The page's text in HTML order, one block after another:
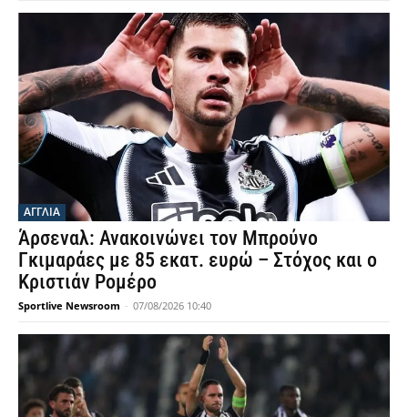
ΑΓΓΛΙΑ
Άρσεναλ: Ανακοινώνει τον Μπρούνο
Γκιμαράες με 85 εκατ. ευρώ – Στόχος και ο
Κριστιάν Ρομέρο
Sportlive Newsroom - 07/08/2026 10:40